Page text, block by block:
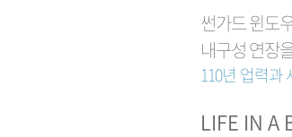
썬가드 윈도
내구성 연장
110년 업력과
LIFE IN A